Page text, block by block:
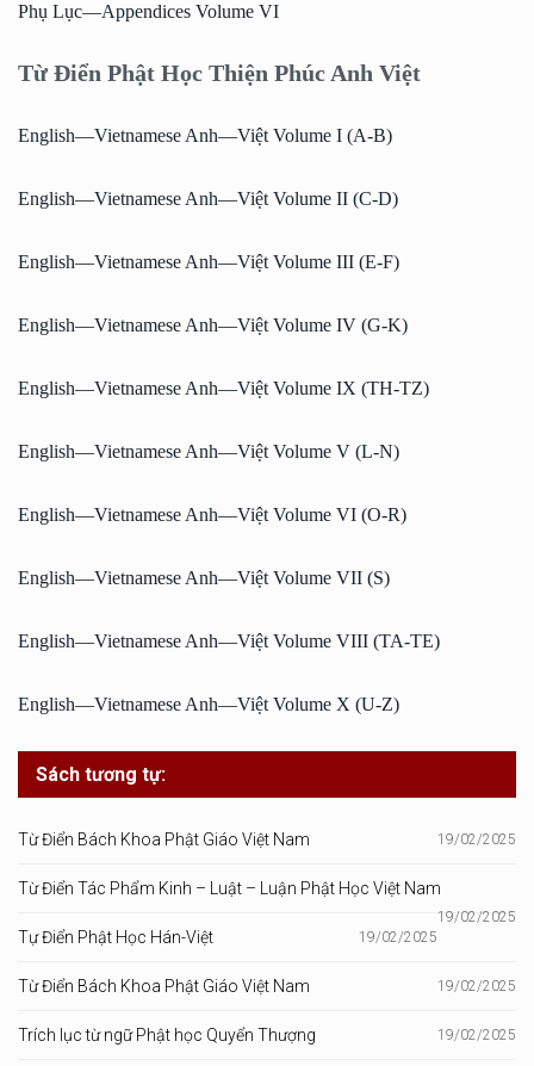
Phụ Lục—Appendices Volume VI
Từ Điển Phật Học Thiện Phúc Anh Việt
English—Vietnamese Anh—Việt Volume I (A-B)
English—Vietnamese Anh—Việt Volume II (C-D)
English—Vietnamese Anh—Việt Volume III (E-F)
English—Vietnamese Anh—Việt Volume IV (G-K)
English—Vietnamese Anh—Việt Volume IX (TH-TZ)
English—Vietnamese Anh—Việt Volume V (L-N)
English—Vietnamese Anh—Việt Volume VI (O-R)
English—Vietnamese Anh—Việt Volume VII (S)
English—Vietnamese Anh—Việt Volume VIII (TA-TE)
English—Vietnamese Anh—Việt Volume X (U-Z)
Sách tương tự:
Từ Điển Bách Khoa Phật Giáo Việt Nam 19/02/2025
Từ Điển Tác Phẩm Kinh – Luật – Luận Phật Học Việt Nam
19/02/2025
Tự Điển Phật Học Hán-Việt 19/02/2025
Từ Điển Bách Khoa Phật Giáo Việt Nam 19/02/2025
Trích lục từ ngữ Phật học Quyển Thượng 19/02/2025